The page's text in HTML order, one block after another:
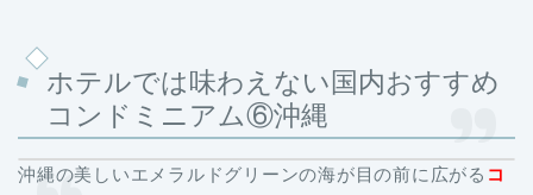
ホテルでは味わえない国内おすすめ
コンドミニアム⑥沖縄
沖縄の美しいエメラルドグリーンの海が目の前に広がる コ